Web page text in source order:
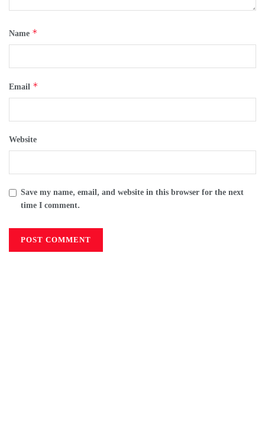
Name *
Email *
Website
Save my name, email, and website in this browser for the next
time I comment.